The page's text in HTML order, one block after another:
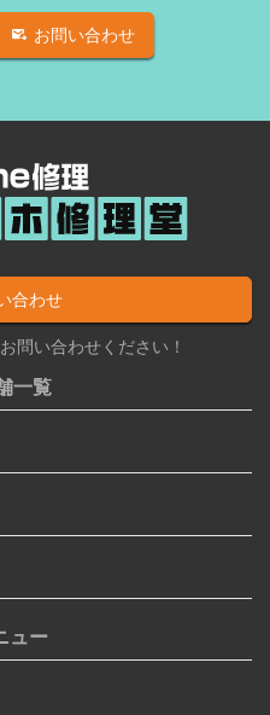
修理
ー交換
タ修理
ル修理交換
ドスロット修理
スロット修理
理（軽度）
お問い合わせ
合わせ
問い合わせください！
一覧
ュー